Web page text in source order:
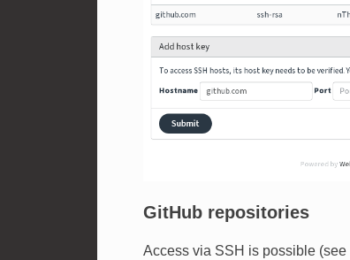
GitHub repositories
Access via SSH is possible (see